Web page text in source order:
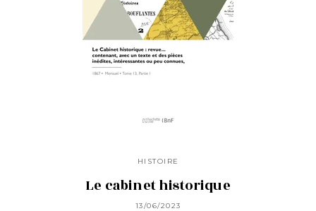
HISTOIRE
Le cabinet historique
13/06/2023